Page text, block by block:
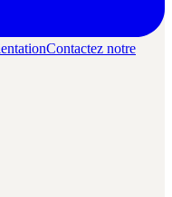
Contactez notre